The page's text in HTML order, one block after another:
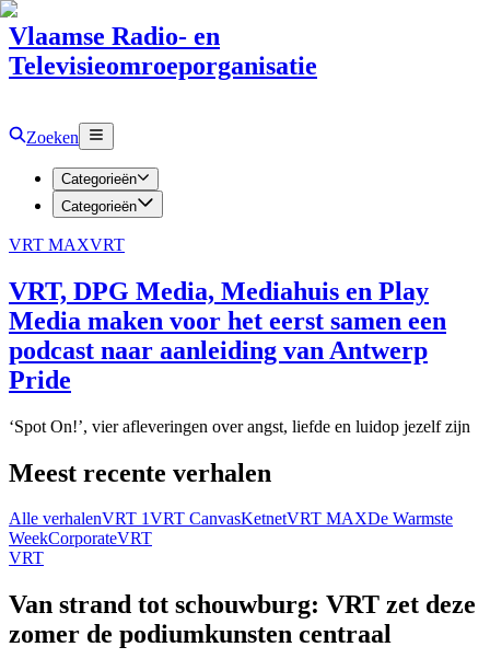
Vlaamse Radio- en
Televisieomroeporganisatie
Zoeken
Categorieën
Categorieën
VRT MAXVRT
VRT, DPG Media, Mediahuis en Play
Media maken voor het eerst samen een
podcast naar aanleiding van Antwerp
Pride
‘Spot On!’, vier afleveringen over angst, liefde en luidop jezelf zijn
Meest recente verhalen
Alle verhalenVRT 1VRT CanvasKetnetVRT MAXDe Warmste
WeekCorporateVRT
VRT
Van strand tot schouwburg: VRT zet deze
zomer de podiumkunsten centraal